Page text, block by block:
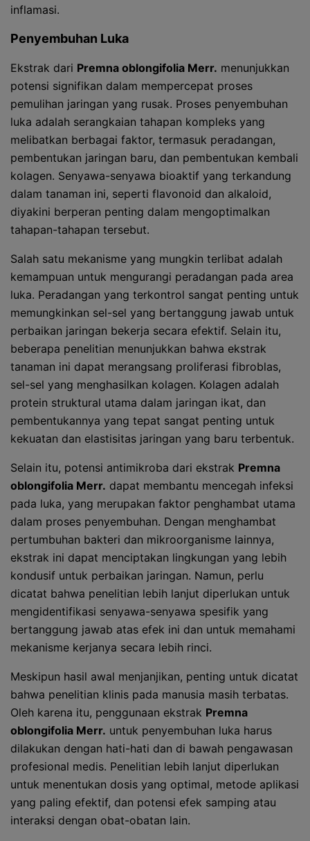
inflamasi.
Penyembuhan Luka
Ekstrak dari Premna oblongifolia Merr. menunjukkan
potensi signifikan dalam mempercepat proses
pemulihan jaringan yang rusak. Proses penyembuhan
luka adalah serangkaian tahapan kompleks yang
melibatkan berbagai faktor, termasuk peradangan,
pembentukan jaringan baru, dan pembentukan kembali
kolagen. Senyawa-senyawa bioaktif yang terkandung
dalam tanaman ini, seperti flavonoid dan alkaloid,
diyakini berperan penting dalam mengoptimalkan
tahapan-tahapan tersebut.
Salah satu mekanisme yang mungkin terlibat adalah
kemampuan untuk mengurangi peradangan pada area
luka. Peradangan yang terkontrol sangat penting untuk
memungkinkan sel-sel yang bertanggung jawab untuk
perbaikan jaringan bekerja secara efektif. Selain itu,
beberapa penelitian menunjukkan bahwa ekstrak
tanaman ini dapat merangsang proliferasi fibroblas,
sel-sel yang menghasilkan kolagen. Kolagen adalah
protein struktural utama dalam jaringan ikat, dan
pembentukannya yang tepat sangat penting untuk
kekuatan dan elastisitas jaringan yang baru terbentuk.
Selain itu, potensi antimikroba dari ekstrak Premna
oblongifolia Merr. dapat membantu mencegah infeksi
pada luka, yang merupakan faktor penghambat utama
dalam proses penyembuhan. Dengan menghambat
pertumbuhan bakteri dan mikroorganisme lainnya,
ekstrak ini dapat menciptakan lingkungan yang lebih
kondusif untuk perbaikan jaringan. Namun, perlu
dicatat bahwa penelitian lebih lanjut diperlukan untuk
mengidentifikasi senyawa-senyawa spesifik yang
bertanggung jawab atas efek ini dan untuk memahami
mekanisme kerjanya secara lebih rinci.
Meskipun hasil awal menjanjikan, penting untuk dicatat
bahwa penelitian klinis pada manusia masih terbatas.
Oleh karena itu, penggunaan ekstrak Premna
oblongifolia Merr. untuk penyembuhan luka harus
dilakukan dengan hati-hati dan di bawah pengawasan
profesional medis. Penelitian lebih lanjut diperlukan
untuk menentukan dosis yang optimal, metode aplikasi
yang paling efektif, dan potensi efek samping atau
interaksi dengan obat-obatan lain.